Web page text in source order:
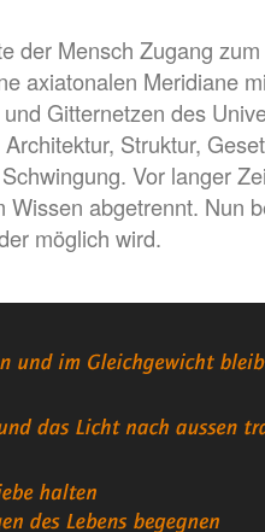
der Mensch Zugang
axiatonalen Meridiane
Gitternetzen des
Struktur,
Vor langer
Wissen abgetrennt. Nun
möglich wird.